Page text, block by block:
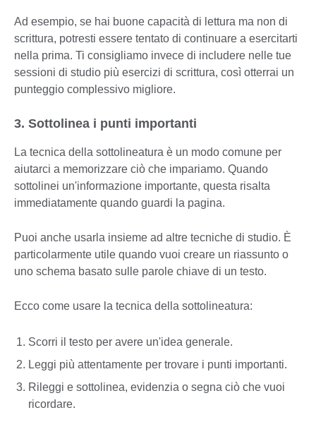
Ad esempio, se hai buone capacità di lettura ma non di
scrittura, potresti essere tentato di continuare a esercitarti
nella prima. Ti consigliamo invece di includere nelle tue
sessioni di studio più esercizi di scrittura, così otterrai un
punteggio complessivo migliore.
3. Sottolinea i punti importanti
La tecnica della sottolineatura è un modo comune per
aiutarci a memorizzare ciò che impariamo. Quando
sottolinei un'informazione importante, questa risalta
immediatamente quando guardi la pagina.
Puoi anche usarla insieme ad altre tecniche di studio. È
particolarmente utile quando vuoi creare un riassunto o
uno schema basato sulle parole chiave di un testo.
Ecco come usare la tecnica della sottolineatura:
Scorri il testo per avere un'idea generale.
Leggi più attentamente per trovare i punti importanti.
Rileggi e sottolinea, evidenzia o segna ciò che vuoi
ricordare.